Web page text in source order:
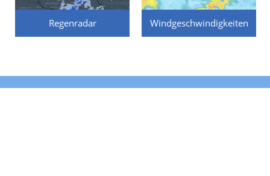
Regenradar Windgeschwindigkeiten